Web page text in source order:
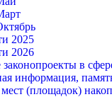
2025
2026
в
информация,
мест (площадок)